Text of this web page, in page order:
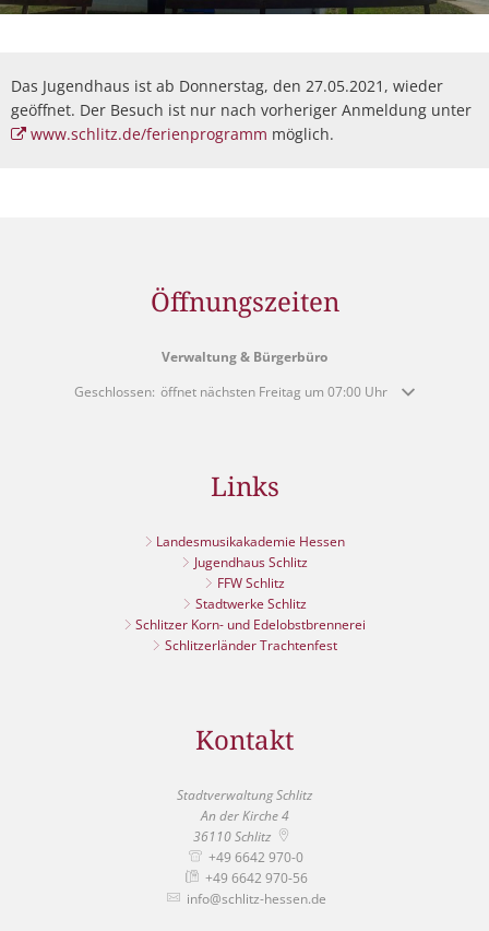
Das Jugendhaus ist ab Donnerstag, den 27.05.2021, wieder
geöffnet. Der Besuch ist nur nach vorheriger Anmeldung unter
www.schlitz.de/ferienprogramm möglich.
Öffnungszeiten
Verwaltung & Bürgerbüro
Klicken, um weitere Öffnungs- oder Schließzeiten auszublenden
Geschlossen: öffnet nächsten Freitag um 07:00 Uhr
Links
Landesmusikakademie Hessen
Jugendhaus Schlitz
FFW Schlitz
Stadtwerke Schlitz
Schlitzer Korn- und Edelobstbrennerei
Schlitzerländer Trachtenfest
Kontakt
Stadtverwaltung Schlitz
An der Kirche 4
36110 Schlitz
+49 6642 970-0
+49 6642 970-56
info@schlitz-hessen.de